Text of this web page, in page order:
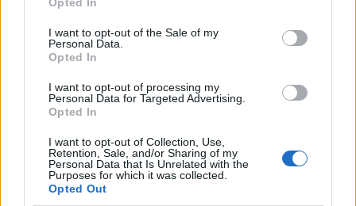
use your data for below specified purposes in below Google
consent section.
Opted In
I want to opt-out of the Sale of my
Personal Data.
Opted In
I want to opt-out of processing my
Personal Data for Targeted Advertising.
Opted In
I want to opt-out of Collection, Use,
Retention, Sale, and/or Sharing of my
Personal Data that Is Unrelated with the
Purposes for which it was collected.
Opted Out
Fekete Péter rendezésében 1996-ban Nagy-
Emma című novellájának színpadi átdolgozása. Az
angol nyelvű bemutató - úgy Cardiffban, mint az
aratott. Az előadást angol nyelven Budapesten is
láthatta a közönség, de magyarul még soha nem
Csáth Géza szabadkai kötődése, a csak Szabadkán
fellelhető dokumentumok, a részben már publikált,
de részben publikálatlan források olyan adalékokkal